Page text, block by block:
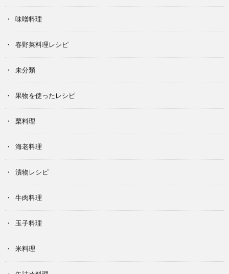
味噌料理
春野菜料理レシピ
未分類
果物を使ったレシピ
栗料理
海老料理
漬物レシピ
牛肉料理
玉子料理
米料理